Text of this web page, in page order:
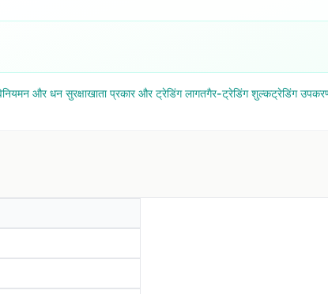
और धन सुरक्षाखाता प्रकार और ट्रेडिंग लागतगैर-ट्रेडिंग शुल्कट्रेडिंग